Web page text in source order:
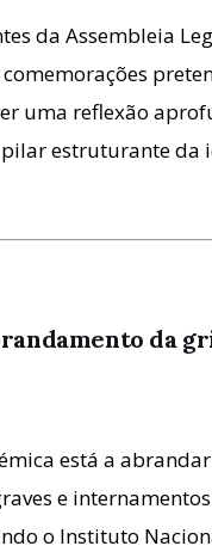
da Assembleia
uma reflexão
estruturante da
da
está a
e
o Instituto